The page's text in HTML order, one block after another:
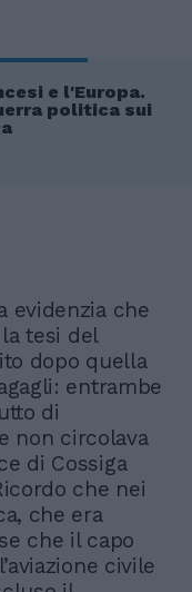
e l'Europa.
politica sui
evidenzia che
tesi del
dopo quella
entrambe
di
non circolava
di Cossiga
che nei
che era
che il capo
civile